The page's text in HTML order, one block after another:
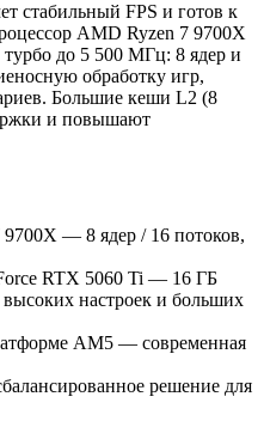
стабильный FPS и готов к
AMD Ryzen 7 9700X
до 5 500 МГц: 8 ядер и
обработку игр,
Большие кеши L2 (8
и повышают
— 8 ядер / 16 потоков,
RTX 5060 Ti — 16 ГБ
настроек и больших
AM5 — современная
решение для